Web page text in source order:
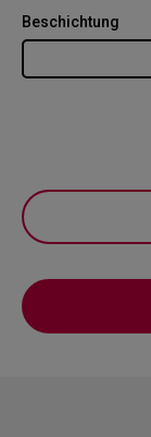
Beschichtung